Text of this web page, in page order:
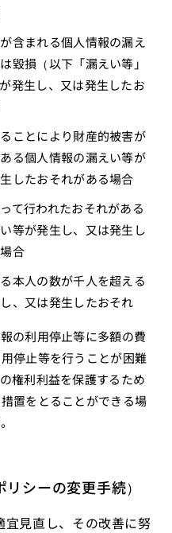
含まれる個人情報の漏え
毀損（以下「漏えい等」
発生し、又は発生したお
ことにより財産的被害が
る個人情報の漏えい等が
したおそれがある場合
て行われたおそれがある
等が発生し、又は発生し
合
本人の数が千人を超える
、又は発生したおそれ
の利用停止等に多額の費
停止等を行うことが困難
権利利益を保護するため
置をとることができる場
シーの変更手続）
見直し、その改善に努